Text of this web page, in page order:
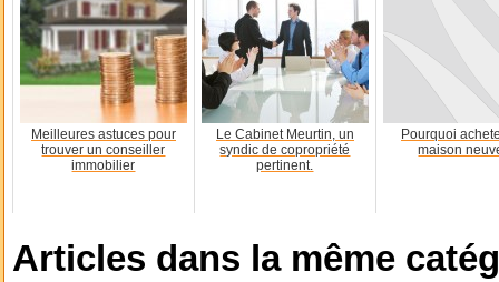
Meilleures astuces pour
trouver un conseiller
immobilier
Le Cabinet Meurtin, un
syndic de copropriété
pertinent.
Pourquoi
maison
Articles dans la même